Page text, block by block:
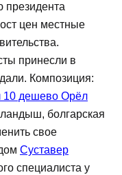
президента
цен местные
принесли в
Композиция:
10 дешево Орёл
болгарская
свое
Суставер
специалиста у